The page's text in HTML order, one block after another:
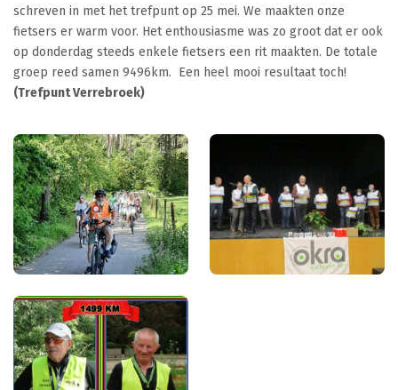
schreven in met het trefpunt op 25 mei. We maakten onze
fietsers er warm voor. Het enthousiasme was zo groot dat er ook
op donderdag steeds enkele fietsers een rit maakten. De totale
groep reed samen 9496km. Een heel mooi resultaat toch!
(Trefpunt Verrebroek)